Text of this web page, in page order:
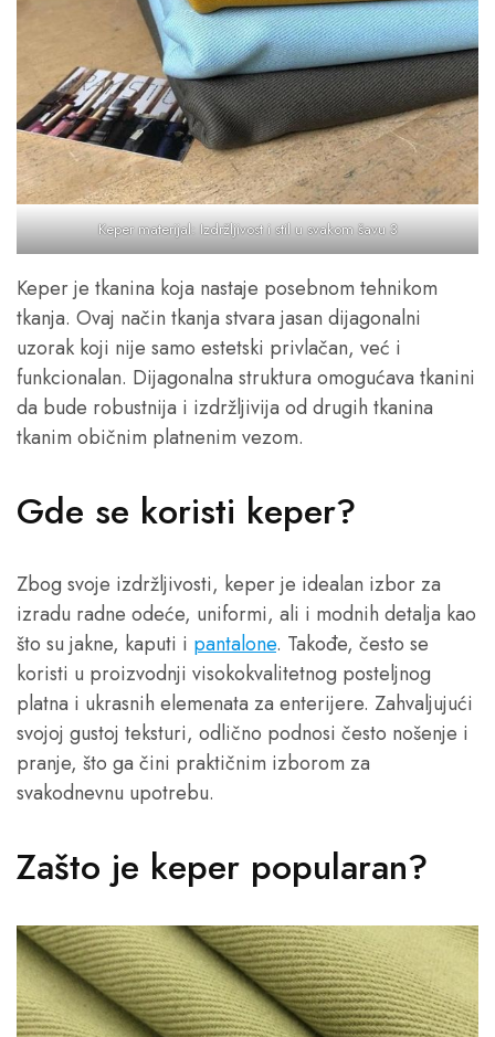
Keper materijal: Izdržljivost i stil u svakom šavu 3
Keper je tkanina koja nastaje posebnom tehnikom
tkanja. Ovaj način tkanja stvara jasan dijagonalni
uzorak koji nije samo estetski privlačan, već i
funkcionalan. Dijagonalna struktura omogućava tkanini
da bude robustnija i izdržljivija od drugih tkanina
tkanim običnim platnenim vezom.
Gde se koristi keper?
Zbog svoje izdržljivosti, keper je idealan izbor za
izradu radne odeće, uniformi, ali i modnih detalja kao
što su jakne, kaputi i pantalone. Takođe, često se
koristi u proizvodnji visokokvalitetnog posteljnog
platna i ukrasnih elemenata za enterijere. Zahvaljujući
svojoj gustoj teksturi, odlično podnosi često nošenje i
pranje, što ga čini praktičnim izborom za
svakodnevnu upotrebu.
Zašto je keper popularan?